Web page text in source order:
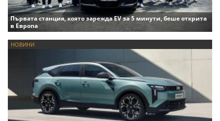
Първата станция, която зарежда EV за 5 минути, беше открита
в Европа
НОВИНИ